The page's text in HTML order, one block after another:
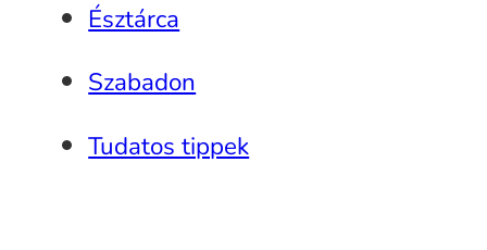
Észtárca
Szabadon
Tudatos tippek